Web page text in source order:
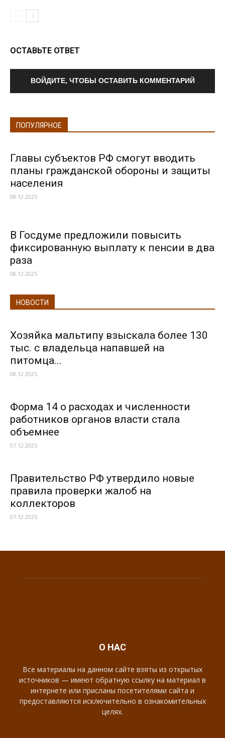
ОСТАВЬТЕ ОТВЕТ
ВОЙДИТЕ, ЧТОБЫ ОСТАВИТЬ КОММЕНТАРИЙ
ПОПУЛЯРНОЕ
Главы субъектов РФ смогут вводить
планы гражданской обороны и защиты
населения
08.12.2025
В Госдуме предложили повысить
фиксированную выплату к пенсии в два
раза
08.12.2025
НОВОСТИ
Хозяйка мальтипу взыскала более 130
тыс. с владельца напавшей на
питомца...
08.12.2025
Форма 14 о расходах и численности
работников органов власти стала
объемнее
07.12.2025
Правительство РФ утвердило новые
правила проверки жалоб на
коллекторов
07.12.2025
О НАС
Все материалы на данном сайте взяты из открытых
источников — имеют обратную ссылку на материал в
интернете или присланы посетителями сайта и
предоставляются исключительно в ознакомительных
целях.